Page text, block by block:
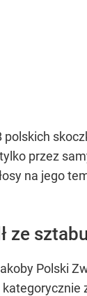
przez
na jego
ze
Polski
kategorycznie